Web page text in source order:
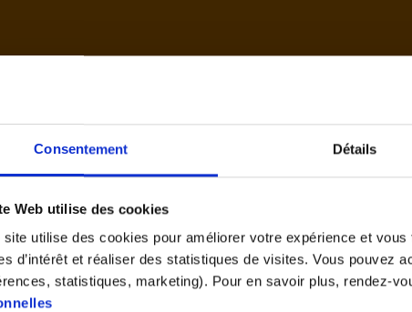
Consentement Détails
Web utilise des cookies
site utilise des cookies pour améliorer votre expérience et
d’intérêt et réaliser des statistiques de visites. Vous pouvez
statistiques, marketing). Pour en savoir plus, rendez-